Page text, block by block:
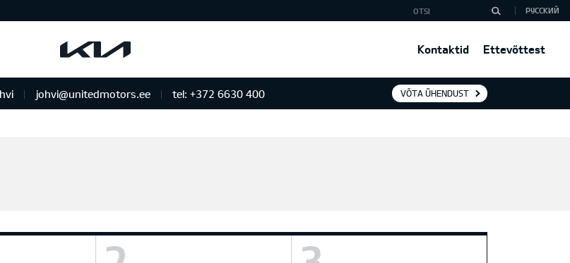
Kontaktid Ettevõttest
РУССКИЙ
johvi@unitedmotors.ee tel: +372 6630 400 VÕTA ÜHENDUST